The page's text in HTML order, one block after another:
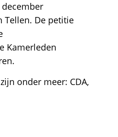
Tellen. De petitie
Kamerleden
onder meer: CDA,